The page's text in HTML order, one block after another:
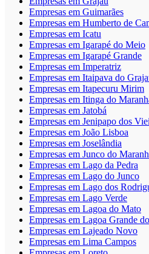
Empresas em Guimarães
Empresas em Humberto de
Empresas em Icatu
Empresas em Igarapé do Meio
Empresas em Igarapé Grande
Empresas em Imperatriz
Empresas em Itaipava do
Empresas em Itapecuru Mirim
Empresas em Itinga do
Empresas em Jatobá
Empresas em Jenipapo dos
Empresas em João Lisboa
Empresas em Joselândia
Empresas em Junco do
Empresas em Lago da Pedra
Empresas em Lago do Junco
Empresas em Lago dos
Empresas em Lago Verde
Empresas em Lagoa do Mato
Empresas em Lagoa Grande
Empresas em Lajeado Novo
Empresas em Lima Campos